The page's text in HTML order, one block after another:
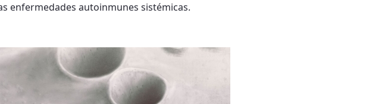
enfermedades autoinmunes sistémicas.